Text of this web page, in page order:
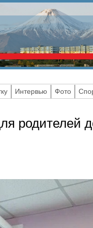
Интервью Фото
родителей